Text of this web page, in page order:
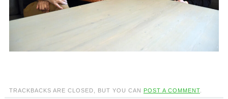
TRACKBACKS ARE CLOSED, BUT YOU CAN POST A COMMENT.